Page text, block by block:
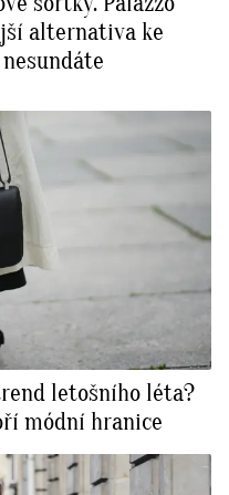
alternativa ke
letošního léta?
módní hranice